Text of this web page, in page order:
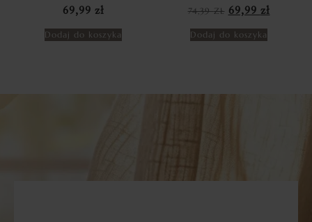
69,99 zł
Dodaj do koszyka
74,39ZŁ 69,99 zł
Dodaj do koszyka